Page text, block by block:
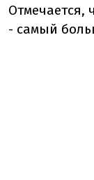
Отмечается,
- самый